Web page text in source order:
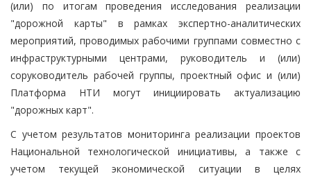
(или) по итогам проведения исследования реализации
"дорожной карты" в рамках экспертно-аналитических
мероприятий, проводимых рабочими группами совместно с
инфраструктурными центрами, руководитель и (или)
соруководитель рабочей группы, проектный офис и (или)
Платформа НТИ могут инициировать актуализацию
"дорожных карт".
С учетом результатов мониторинга реализации проектов
Национальной технологической инициативы, а также с
учетом текущей экономической ситуации в целях